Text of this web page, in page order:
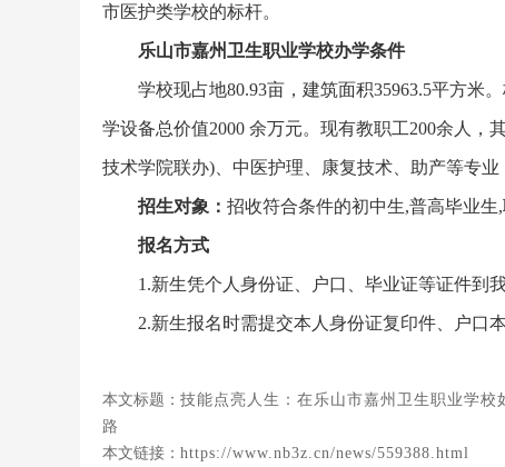
市医护类学校的标杆。
乐山市嘉州卫生职业学校办学条件
学校现占地80.93亩，建筑面积35963.5平方米
学设备总价值2000 余万元。现有教职工200余人，
技术学院联办)、中医护理、康复技术、助产等专业
招生对象： 招收符合条件的初中生,普高毕业生
报名方式
1.新生凭个人身份证、户口、毕业证等证件到
2.新生报名时需提交本人身份证复印件、户口
本文标题： 技能点亮人生：在乐山市嘉州卫生职业学校
路
本文链接： https://www.nb3z.cn/news/559388.html